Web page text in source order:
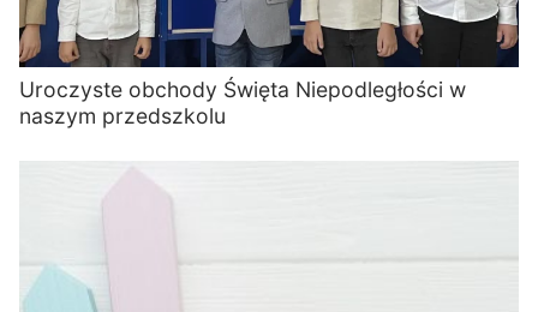
Uroczyste obchody Święta Niepodległości w
naszym przedszkolu